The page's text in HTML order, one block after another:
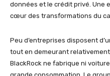
données et le crédit privé. Une
cœur des transformations du
Peu d’entreprises disposent
tout en demeurant
BlackRock ne fabrique ni